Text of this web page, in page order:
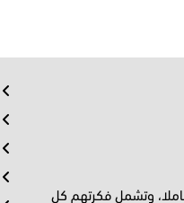
وتشمل فكرتهم كل